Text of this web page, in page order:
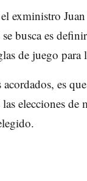
exministro
busca es
de juego para
es
elecciones